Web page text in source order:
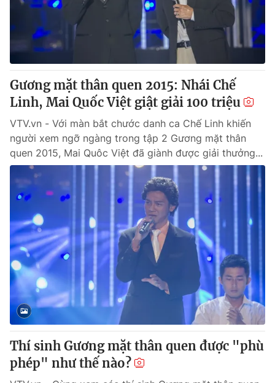
Thị trường 24h Tấm lòng Việt
VTV4 Vươn mình bằng AI
VTV9
Liên hệ tòa soạn English
THỜI BÁO VTV
Theo dõi báo trên
Cơ quan chủ quản:
Đài Truyền hình Việt Nam
Cơ quan báo chí:
Thời báo VTV
Giấy phép hoạt động báo in và báo điện tử số 483/GP-BTTTT
cấp ngày 29/12/2023
Vũ Thanh Thủy
Phó Tổng Biên tập:
Nguyễn Thị Mỹ Hạnh, Phạm Quốc Thắng,
Nguyễn Trọng Ninh
Gương mặt thân quen 2015: Nhái Chế
Linh, Mai Quốc Việt giật giải 100 triệu
VTV.vn - Với màn bắt chước danh ca Chế Linh khiến
người xem ngỡ ngàng trong tập 2 Gương mặt thân
quen 2015, Mai Quôc Việt đã giành được giải thưởng...
Thí sinh Gương mặt thân quen được "phù
phép" như thế nào?